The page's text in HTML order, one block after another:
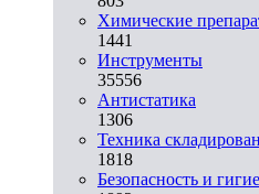
Химические
1441
Инструменты
35556
Aнтистатика
1306
Техника
1818
Безопасность и